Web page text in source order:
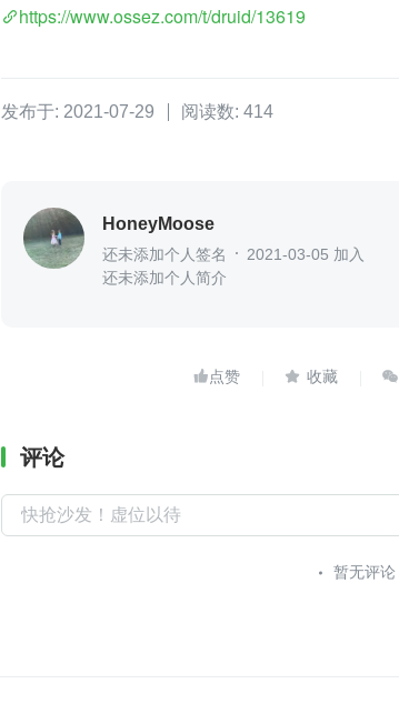
https://www.ossez.com/t/druid/13619
发布于: 2021-07-29 阅读数: 414
HoneyMoose
还未添加个人签名
2021-03-05 加入
还未添加个人简介
  
评论
暂无评论